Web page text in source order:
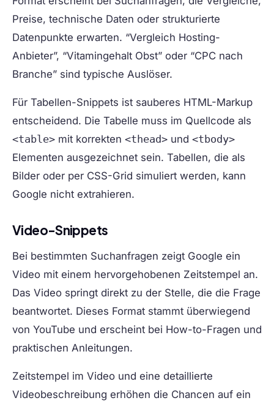
Preise, technische Daten oder strukturierte
Datenpunkte erwarten. “Vergleich Hosting-
Anbieter”, “Vitamingehalt Obst” oder “CPC nach
Branche” sind typische Auslöser.
Für Tabellen-Snippets ist sauberes HTML-Markup
entscheidend. Die Tabelle muss im Quellcode als
<table> mit korrekten <thead> und <tbody>
Elementen ausgezeichnet sein. Tabellen, die als
Bilder oder per CSS-Grid simuliert werden, kann
Google nicht extrahieren.
Video-Snippets
Bei bestimmten Suchanfragen zeigt Google ein
Video mit einem hervorgehobenen Zeitstempel an.
Das Video springt direkt zu der Stelle, die die Frage
beantwortet. Dieses Format stammt überwiegend
von YouTube und erscheint bei How-to-Fragen und
praktischen Anleitungen.
Zeitstempel im Video und eine detaillierte
Videobeschreibung erhöhen die Chancen auf ein